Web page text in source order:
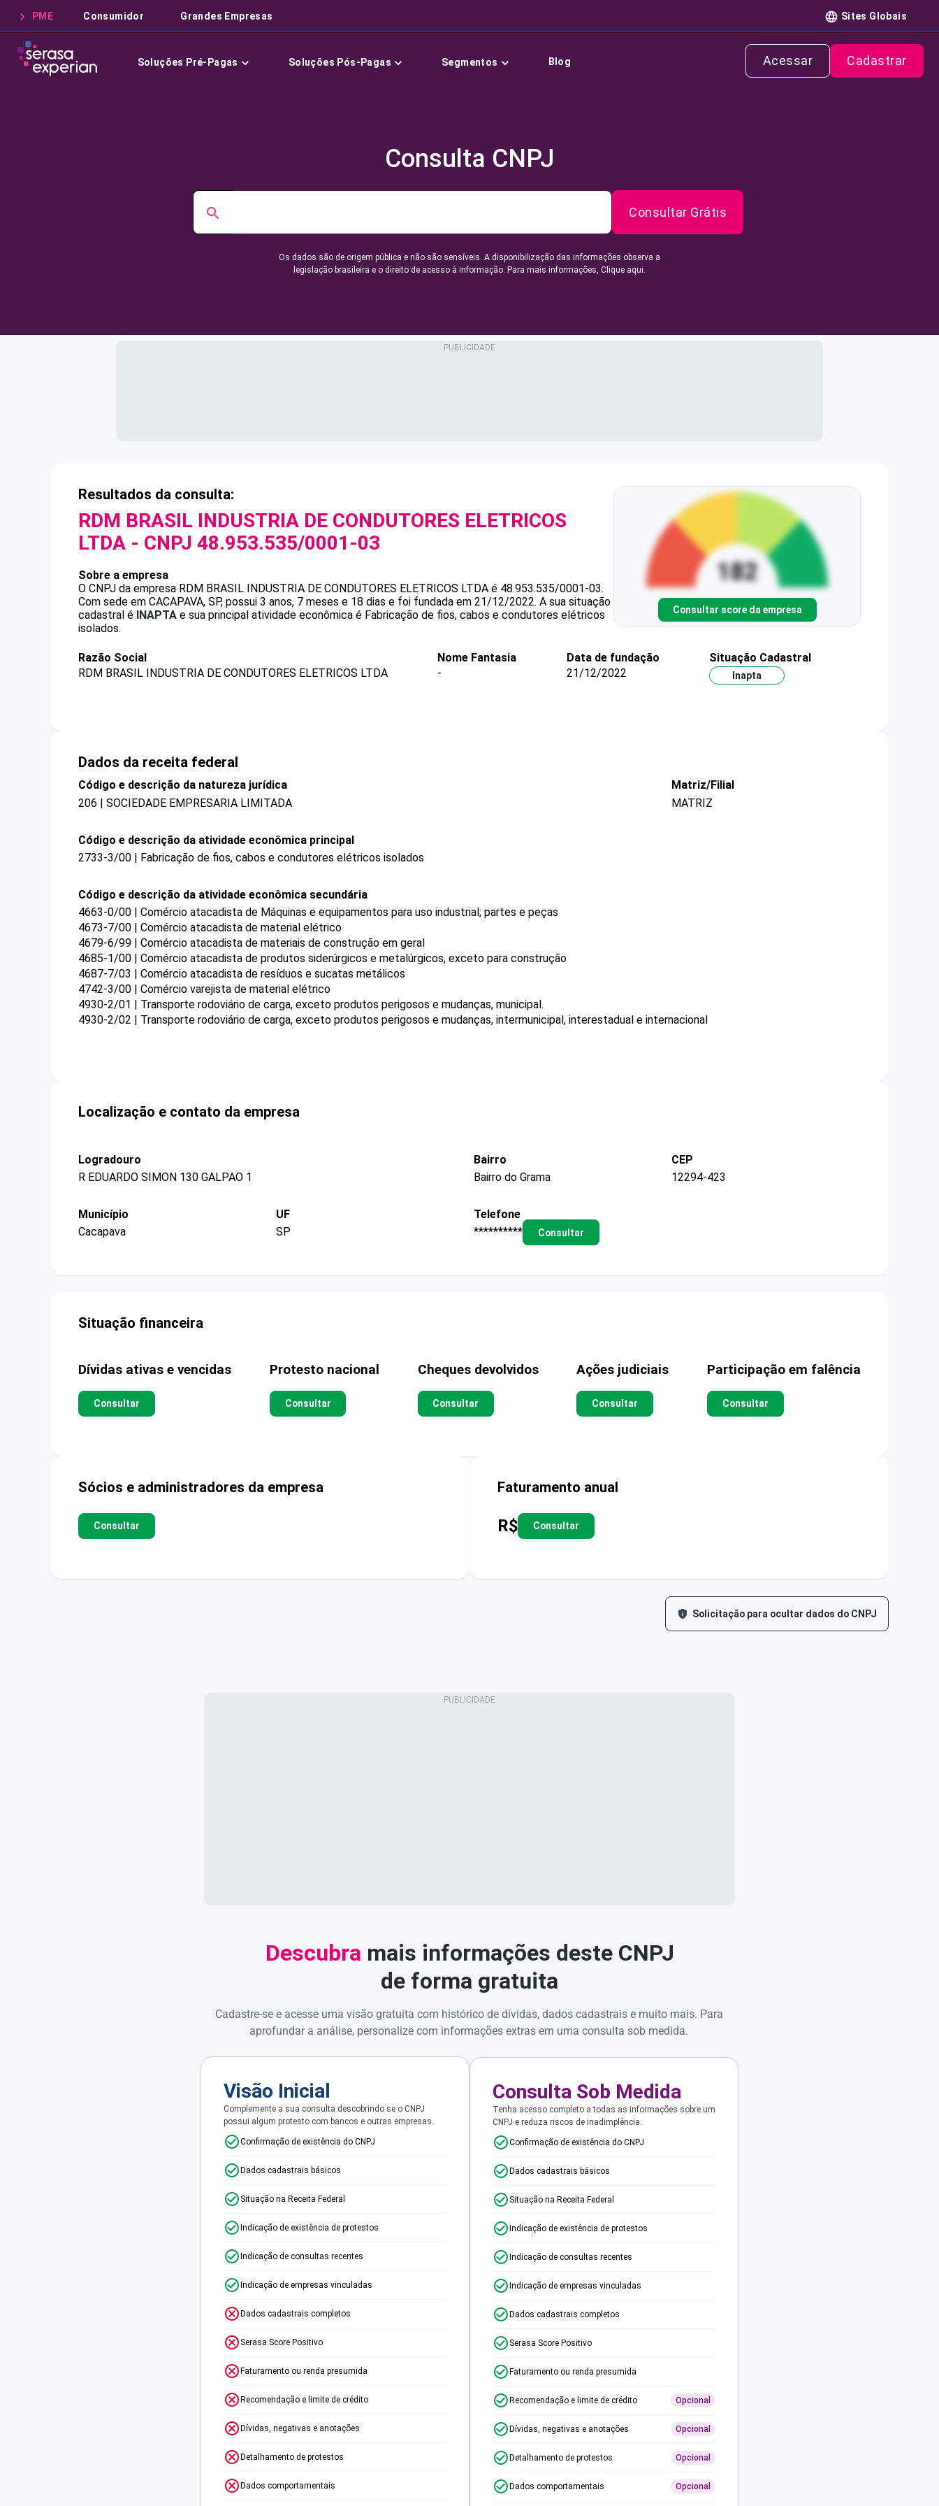
PME Consumidor Grandes Empresas Sites Globais
Soluções Pré-Pagas Soluções Pós-Pagas Segmentos Blog Acessar Cadastrar
Consulta CNPJ
Consultar Grátis
Os dados são de origem pública e não são sensíveis. A disponibilização das informações observa a
legislação brasileira e o direito de acesso à informação. Para mais informações, Clique aqui.
Resultados da consulta:
RDM BRASIL INDUSTRIA DE CONDUTORES ELETRICOS
LTDA - CNPJ 48.953.535/0001-03
Sobre a empresa
O CNPJ da empresa RDM BRASIL INDUSTRIA DE CONDUTORES ELETRICOS LTDA é 48.953.535/0001-03.
Com sede em CACAPAVA, SP, possui 3 anos, 7 meses e 18 dias e foi fundada em 21/12/2022. A sua situação
cadastral é INAPTA e sua principal atividade econômica é Fabricação de fios, cabos e condutores elétricos
isolados.
Consultar score da empresa
Razão Social
RDM BRASIL INDUSTRIA DE CONDUTORES ELETRICOS LTDA
Nome Fantasia
-
Data de fundação
21/12/2022
Situação Cadastral
Inapta
Dados da receita federal
Código e descrição da natureza jurídica
206 | SOCIEDADE EMPRESARIA LIMITADA
Matriz/Filial
MATRIZ
Código e descrição da atividade econômica principal
2733-3/00 | Fabricação de fios, cabos e condutores elétricos isolados
Código e descrição da atividade econômica secundária
4663-0/00 | Comércio atacadista de Máquinas e equipamentos para uso industrial; partes e peças
4673-7/00 | Comércio atacadista de material elétrico
4679-6/99 | Comércio atacadista de materiais de construção em geral
4685-1/00 | Comércio atacadista de produtos siderúrgicos e metalúrgicos, exceto para construção
4687-7/03 | Comércio atacadista de resíduos e sucatas metálicos
4742-3/00 | Comércio varejista de material elétrico
4930-2/01 | Transporte rodoviário de carga, exceto produtos perigosos e mudanças, municipal.
4930-2/02 | Transporte rodoviário de carga, exceto produtos perigosos e mudanças, intermunicipal, interestadual e internacional
Localização e contato da empresa
Logradouro
R EDUARDO SIMON 130 GALPAO 1
Bairro
Bairro do Grama
CEP
12294-423
Município
Cacapava
UF
SP
Telefone
**********
Consultar
Situação financeira
Dívidas ativas e vencidas
Consultar
Protesto nacional
Consultar
Cheques devolvidos
Consultar
Ações judiciais
Consultar
Participação em falência
Consultar
Sócios e administradores da empresa
Consultar
Faturamento anual
R$ Consultar
Solicitação para ocultar dados do CNPJ
Descubra mais informações deste CNPJ
de forma gratuita
Cadastre-se e acesse uma visão gratuita com histórico de dívidas, dados cadastrais e muito mais. Para
aprofundar a análise, personalize com informações extras em uma consulta sob medida.
Visão Inicial
Complemente a sua consulta descobrindo se o CNPJ
possui algum protesto com bancos e outras empresas.
Confirmação de existência do CNPJ
Dados cadastrais básicos
Situação na Receita Federal
Indicação de existência de protestos
Indicação de consultas recentes
Indicação de empresas vinculadas
Dados cadastrais completos
Serasa Score Positivo
Faturamento ou renda presumida
Recomendação e limite de crédito
Dívidas, negativas e anotações
Detalhamento de protestos
Dados comportamentais
Consulta Sob Medida
Tenha acesso completo a todas as informações sobre um
CNPJ e reduza riscos de inadimplência.
Confirmação de existência do CNPJ
Dados cadastrais básicos
Situação na Receita Federal
Indicação de existência de protestos
Indicação de consultas recentes
Indicação de empresas vinculadas
Dados cadastrais completos
Serasa Score Positivo
Faturamento ou renda presumida
Recomendação e limite de crédito Opcional
Dívidas, negativas e anotações Opcional
Detalhamento de protestos Opcional
Dados comportamentais Opcional